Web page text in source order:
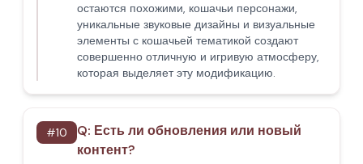
остаются похожими, кошачьи персонажи,
уникальные звуковые дизайны и визуальные
элементы с кошачьей тематикой создают
совершенно отличную и игривую атмосферу,
которая выделяет эту модификацию.
#10 Q: Есть ли обновления или новый
контент?